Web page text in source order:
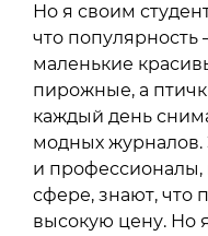
Но я своим
что популярность
маленькие
пирожные, а
каждый день
модных журналов.
и профессионалы,
сфере, знают, что
высокую цену. Но